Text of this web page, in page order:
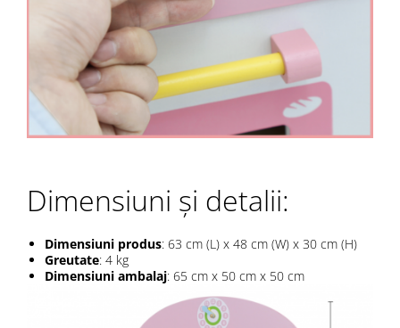
Dimensiuni și detalii:
Dimensiuni produs: 63 cm (L) x 48 cm (W) x 30 cm (H)
Greutate: 4 kg
Dimensiuni ambalaj: 65 cm x 50 cm x 50 cm